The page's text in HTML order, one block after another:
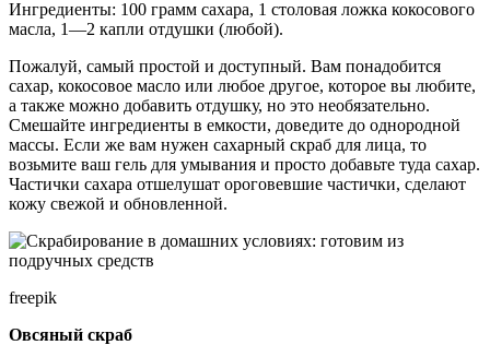
Ингредиенты: 100 грамм сахара, 1 столовая ложка кокосового
масла, 1—2 капли отдушки (любой).
Пожалуй, самый простой и доступный. Вам понадобится
сахар, кокосовое масло или любое другое, которое вы любите,
а также можно добавить отдушку, но это необязательно.
Смешайте ингредиенты в емкости, доведите до однородной
массы. Если же вам нужен сахарный скраб для лица, то
возьмите ваш гель для умывания и просто добавьте туда сахар.
Частички сахара отшелушат ороговевшие частички, сделают
кожу свежой и обновленной.
freepik
Овсяный скраб